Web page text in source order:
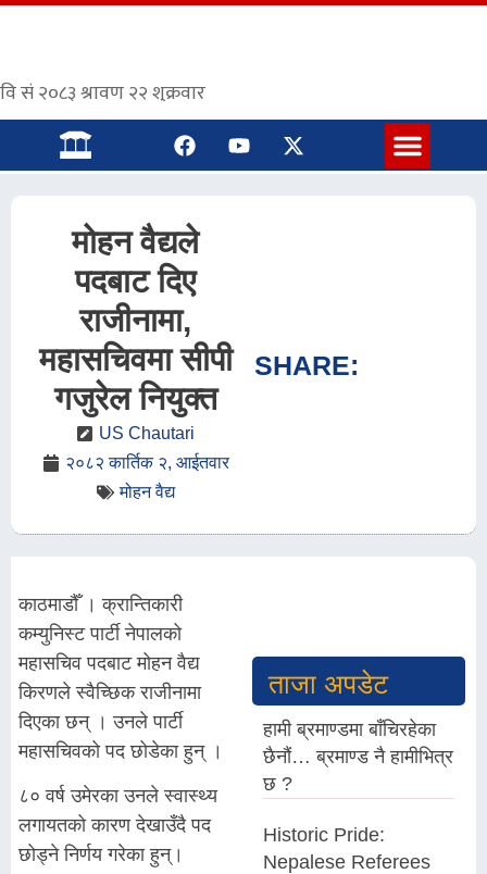
मोहन वैद्यले
पदबाट दिए
राजीनामा,
महासचिवमा सीपी
गजुरेल नियुक्त
US Chautari
२०८२ कार्तिक २, आईतवार
मोहन वैद्य
SHARE:
काठमाडौँ । क्रान्तिकारी
कम्युनिस्ट पार्टी नेपालको
महासचिव पदबाट मोहन वैद्य
किरणले स्वैच्छिक राजीनामा
दिएका छन् । उनले पार्टी
महासचिवको पद छोडेका हुन् ।
८० वर्ष उमेरका उनले स्वास्थ्य
लगायतको कारण देखाउँदै पद
छोड्ने निर्णय गरेका हुन्।
ताजा अपडेट
हामी ब्रमाण्डमा बाँचिरहेका
छैनौं… ब्रमाण्ड नै हामीभित्र
छ ?
Historic Pride:
Nepalese Referees